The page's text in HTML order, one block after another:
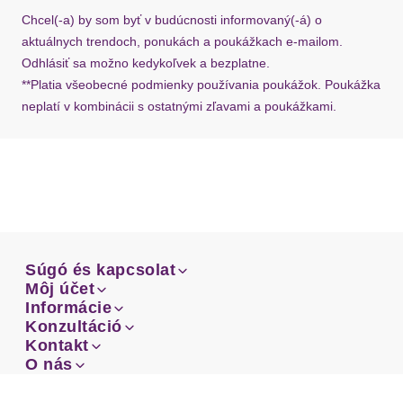
Chcel(-a) by som byť v budúcnosti informovaný(-á) o
aktuálnych trendoch, ponukách a poukážkach e-mailom.
Odhlásiť sa možno kedykoľvek a bezplatne.
**Platia všeobecné podmienky používania poukážok. Poukážka
neplatí v kombinácii s ostatnými zľavami a poukážkami.
Súgó és kapcsolat
Email
Facebook
Instagram
Súgó és kapcsolat
Email
Facebook
Môj účet
Prehľad objednávok
Môj účet
Prehľad objednávok
Informácie
Doprava
Platba
Informácie
Doprava
Konzultáció
Sprievodca-veľkosťami
Konzultáció
Kontakt
Zákaznícke oddelenie
Kontakt
O nás